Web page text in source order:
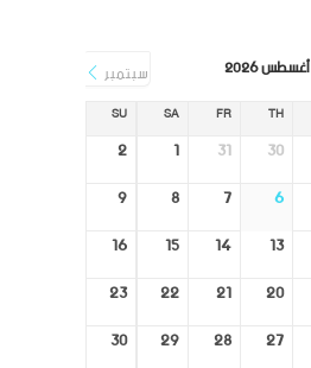
أغسطس 2026 سبتمبر
TH
FR
SA
SU
30
31
1
2
6
7
8
9
13
14
15
16
20
21
22
23
27
28
29
30